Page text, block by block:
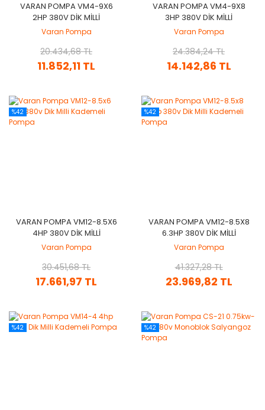
VARAN POMPA VM4-9X6
2HP 380V DIK MILLI
KADEMELI POMPA
Varan Pompa
11.852,11 TL
20.434,68 TL
VARAN POMPA VM4-9X8
3HP 380V DIK MILLI
KADEMELI POMPA
Varan Pompa
14.142,86 TL
24.384,24 TL
%42
VARAN POMPA VM12-8.5X6
4HP 380V DIK MILLI
KADEMELI POMPA
Varan Pompa
17.661,97 TL
30.451,68 TL
%42
VARAN POMPA VM12-8.5X8
6.3HP 380V DIK MILLI
KADEMELI POMPA
Varan Pompa
23.969,82 TL
41.327,28 TL
%42 %42